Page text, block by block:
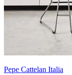
Pepe Cattelan Italia